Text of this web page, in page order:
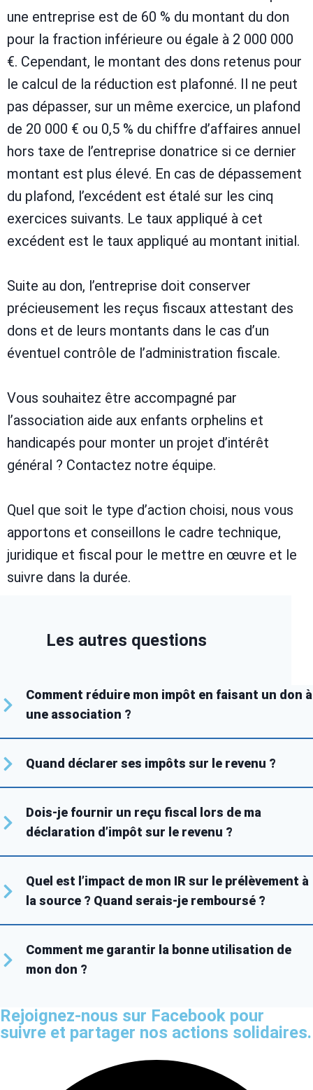
une entreprise est de 60 % du montant du don
pour la fraction inférieure ou égale à 2 000 000
€. Cependant, le montant des dons retenus pour
le calcul de la réduction est plafonné. Il ne peut
pas dépasser, sur un même exercice, un plafond
de 20 000 € ou 0,5 % du chiffre d’affaires annuel
hors taxe de l’entreprise donatrice si ce dernier
montant est plus élevé. En cas de dépassement
du plafond, l’excédent est étalé sur les cinq
exercices suivants. Le taux appliqué à cet
excédent est le taux appliqué au montant initial.
Suite au don, l’entreprise doit conserver
précieusement les reçus fiscaux attestant des
dons et de leurs montants dans le cas d’un
éventuel contrôle de l’administration fiscale.
Vous souhaitez être accompagné par
l’association aide aux enfants orphelins et
handicapés pour monter un projet d’intérêt
général ? Contactez notre équipe.
Quel que soit le type d’action choisi, nous vous
apportons et conseillons le cadre technique,
juridique et fiscal pour le mettre en œuvre et le
suivre dans la durée.
Les autres questions
Comment réduire mon impôt en faisant un don à
une association ?
Quand déclarer ses impôts sur le revenu ?
Dois-je fournir un reçu fiscal lors de ma
déclaration d’impôt sur le revenu ?
Quel est l’impact de mon IR sur le prélèvement à
la source ? Quand serais-je remboursé ?
Comment me garantir la bonne utilisation de
mon don ?
Rejoignez-nous sur Facebook pour
suivre et partager nos actions solidaires.